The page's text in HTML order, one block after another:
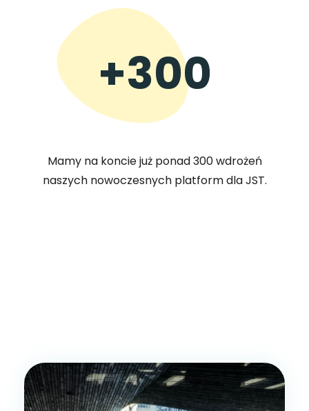
+300
Mamy na koncie już ponad 300 wdrożeń
naszych nowoczesnych platform dla JST.